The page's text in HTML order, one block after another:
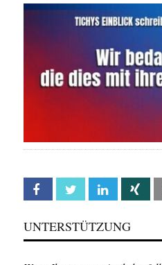
Facebook Twitter Linkedin
UNTERSTÜTZUNG